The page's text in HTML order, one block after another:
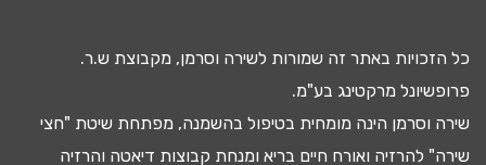
כל הזכויות באתר זה שמורות לשירה וסרמן, מקבוצת ש.ר.
פרופשיונל מרקטינג בע"מ.
שירה וסרמן הינה מומחית בטיפול בהשמנה, מפתחת שיטת "חצי
שירה" להרזיה ואורח חיים בריא ומנחת קבוצות דיאטה והרזיה